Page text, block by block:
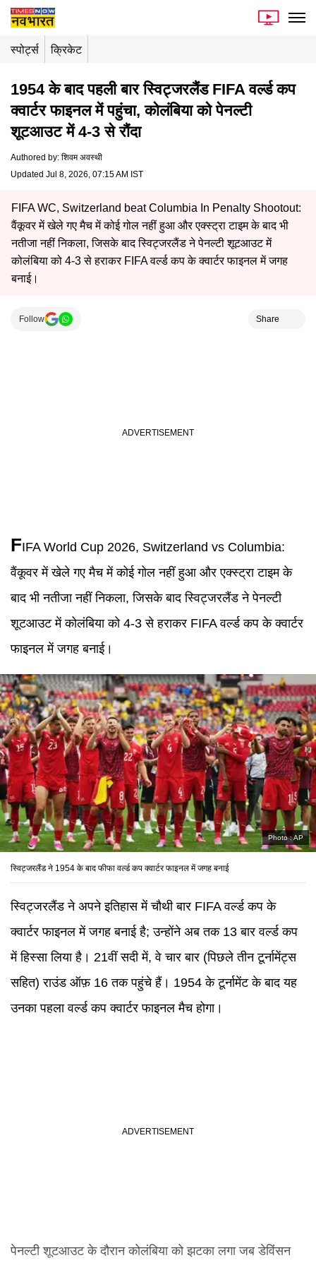
स्पोर्ट्स क्रिकेट
1954 के बाद पहली बार स्विट्जरलैंड FIFA वर्ल्ड कप
क्वार्टर फाइनल में पहुंचा, कोलंबिया को पेनल्टी
शूटआउट में 4-3 से रौंदा
Authored by: शिवम अवस्थी
Updated Jul 8, 2026, 07:15 AM IST
FIFA WC, Switzerland beat Columbia In Penalty Shootout:
वैंकूवर में खेले गए मैच में कोई गोल नहीं हुआ और एक्स्ट्रा टाइम के बाद भी
नतीजा नहीं निकला, जिसके बाद स्विट्जरलैंड ने पेनल्टी शूटआउट में
कोलंबिया को 4-3 से हराकर FIFA वर्ल्ड कप के क्वार्टर फाइनल में जगह
बनाई।
Follow Share
FIFA World Cup 2026, Switzerland vs Columbia:
वैंकूवर में खेले गए मैच में कोई गोल नहीं हुआ और एक्स्ट्रा टाइम के
बाद भी नतीजा नहीं निकला, जिसके बाद स्विट्जरलैंड ने पेनल्टी
शूटआउट में कोलंबिया को 4-3 से हराकर FIFA वर्ल्ड कप के क्वार्टर
फाइनल में जगह बनाई।
Photo :AP
स्विट्जरलैंड ने 1954 के बाद फीफा वर्ल्ड कप क्वार्टर फाइनल में जगह बनाई
स्विट्जरलैंड ने अपने इतिहास में चौथी बार FIFA वर्ल्ड कप के
क्वार्टर फाइनल में जगह बनाई है; उन्होंने अब तक 13 बार वर्ल्ड कप
में हिस्सा लिया है। 21वीं सदी में, वे चार बार (पिछले तीन टूर्नामेंट्स
सहित) राउंड ऑफ़ 16 तक पहुंचे हैं। 1954 के टूर्नामेंट के बाद यह
उनका पहला वर्ल्ड कप क्वार्टर फाइनल मैच होगा।
पेनल्टी शूटआउट के दौरान कोलंबिया को झटका लगा जब डेविंसन